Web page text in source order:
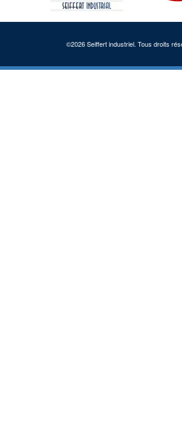
©2026 Seiffert industriel. Tous droits